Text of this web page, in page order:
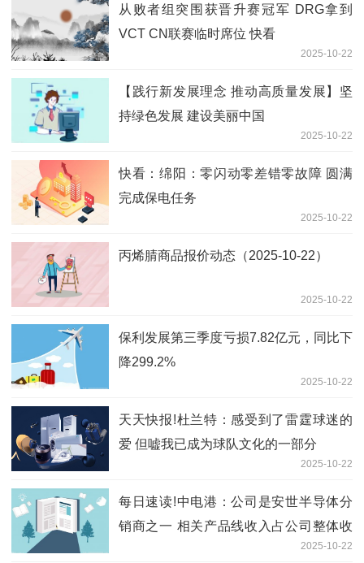
从败者组突围获晋升赛冠军 DRG拿到
VCT CN联赛临时席位 快看
2025-10-22
【践行新发展理念 推动高质量发展】坚
持绿色发展 建设美丽中国
2025-10-22
快看：绵阳：零闪动零差错零故障 圆满
完成保电任务
2025-10-22
丙烯腈商品报价动态（2025-10-22）
2025-10-22
保利发展第三季度亏损7.82亿元，同比下
降299.2%
2025-10-22
天天快报!杜兰特：感受到了雷霆球迷的
爱 但嘘我已成为球队文化的一部分
2025-10-22
每日速读!中电港：公司是安世半导体分
销商之一 相关产品线收入占公司整体收
2025-10-22